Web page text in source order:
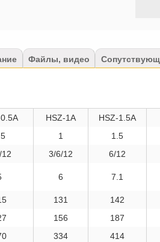
Файлы, видео
HSZ-1A HSZ-1.5A
1 1.5
3/6/12 6/12
6 7.1
131 142
156 187
334 414